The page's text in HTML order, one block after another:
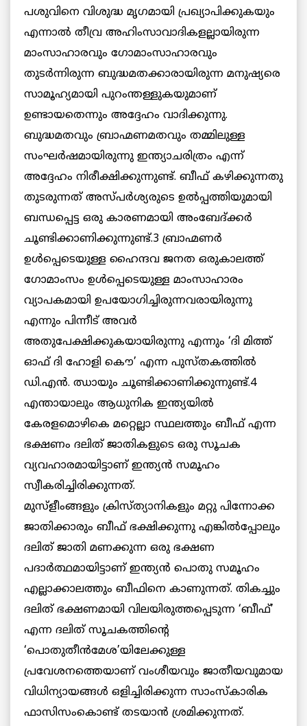
പശുവിനെ വിശുദ്ധ മൃഗമായി പ്രഖ്യാപിക്കുകയും
എന്നാല്‍ തീവ്ര അഹിംസാവാദികളല്ലായിരുന്ന
മാംസാഹാരവും ഗോമാംസാഹാരവും
തുടര്‍ന്നിരുന്ന ബുദ്ധമതക്കാരായിരുന്ന മനുഷ്യരെ
സാമൂഹ്യമായി പുറംന്തള്ളുകയുമാണ്
ഉണ്ടായതെന്നും അദ്ദേഹം വാദിക്കുന്നു.
ബുദ്ധമതവും ബ്രാഹ്മണമതവും തമ്മിലുള്ള
സംഘര്‍ഷമായിരുന്നു ഇന്ത്യാചരിത്രം എന്ന്
അദ്ദേഹം നിരീക്ഷിക്കുന്നുണ്ട്. ബീഫ് കഴിക്കുന്നതു
തുടരുന്നത് അസ്പര്‍ശ്യരുടെ ഉല്‍പ്പത്തിയുമായി
ബന്ധപ്പെട്ട ഒരു കാരണമായി അംബേദ്ക്കര്‍
ചൂണ്ടിക്കാണിക്കുന്നുണ്ട്.3 ബ്രാഹ്മണര്‍
ഉള്‍പ്പെടെയുള്ള ഹൈന്ദവ ജനത ഒരുകാലത്ത്
ഗോമാംസം ഉള്‍പ്പെടെയുള്ള മാംസാഹാരം
വ്യാപകമായി ഉപയോഗിച്ചിരുന്നവരായിരുന്നു
എന്നും പിന്നീട് അവര്‍
അതുപേക്ഷിക്കുകയായിരുന്നു എന്നും ‘ദി മിത്ത്
ഓഫ് ദി ഹോളി കൌ’ എന്ന പുസ്തകത്തില്‍
ഡി.എന്‍. ഝായും ചൂണ്ടിക്കാണിക്കുന്നുണ്ട്.4
എന്തായാലും ആധുനിക ഇന്ത്യയില്‍
കേരളമൊഴികെ മറ്റെല്ലാ സ്ഥലത്തും ബീഫ് എന്ന
ഭക്ഷണം ദലിത് ജാതികളുടെ ഒരു സൂചക
വ്യവഹാരമായിട്ടാണ് ഇന്ത്യന്‍ സമൂഹം
സ്വീകരിച്ചിരിക്കുന്നത്.
മുസ്ളീംങ്ങളും ക്രിസ്ത്യാനികളും മറ്റു പിന്നോക്ക
ജാതിക്കാരും ബീഫ് ഭക്ഷിക്കുന്നു എങ്കില്‍പ്പോലും
ദലിത് ജാതി മണക്കുന്ന ഒരു ഭക്ഷണ
പദാര്‍ത്ഥമായിട്ടാണ് ഇന്ത്യന്‍ പൊതു സമൂഹം
എല്ലാക്കാലത്തും ബീഫിനെ കാണുന്നത്. തികച്ചും
ദലിത് ഭക്ഷണമായി വിലയിരുത്തപ്പെടുന്ന ‘ബീഫ്’
എന്ന ദലിത് സൂചകത്തിന്റെ
‘പൊതുതീന്‍മേശ’യിലേക്കുള്ള
പ്രവേശനത്തെയാണ് വംശീയവും ജാതീയവുമായ
വിധിന്യായങ്ങള്‍ ഒളിച്ചിരിക്കുന്ന സാംസ്കാരിക
ഫാസിസംകൊണ്ട് തടയാന്‍ ശ്രമിക്കുന്നത്.